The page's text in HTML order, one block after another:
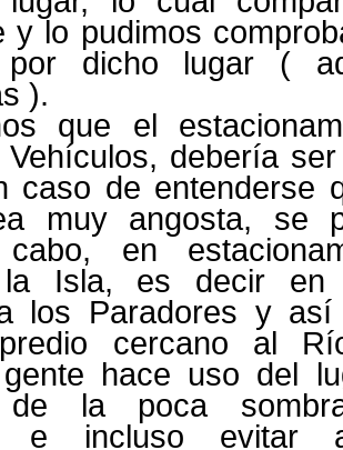
y lo pudimos
por dicho lugar (
).
que el
debería
caso de entenderse
muy angosta, se
en
Isla, es decir en
los Paradores y así
cercano al
hace uso del
de la poca
e incluso evitar